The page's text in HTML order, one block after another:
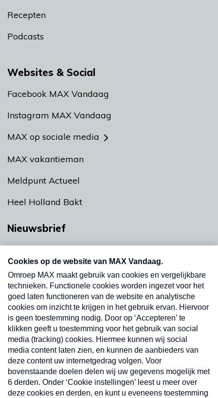
Recepten
Podcasts
Websites & Social
Facebook MAX Vandaag
Instagram MAX Vandaag
MAX op sociale media
MAX vakantieman
Meldpunt Actueel
Heel Holland Bakt
Nieuwsbrief
nieuwsbrief. Elke vrijdag- en dinsdagochtend in
uw mailbox.
Verzend
Nieuwsbrief